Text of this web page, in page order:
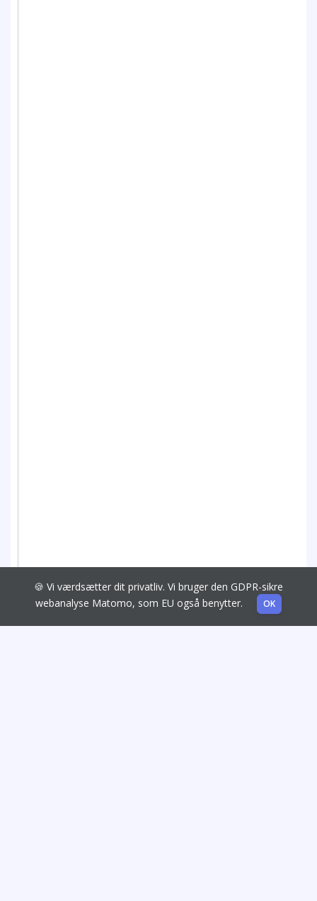
🍪 Vi værdsætter dit privatliv. Vi bruger den GDPR-sikre
webanalyse Matomo, som EU også benytter.
OK